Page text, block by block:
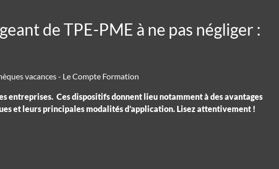
de TPE-PME à ne pas négliger :
entreprises. Ces dispositifs donnent lieu notamment à des avantages
et leurs principales modalités d’application. Lisez attentivement !